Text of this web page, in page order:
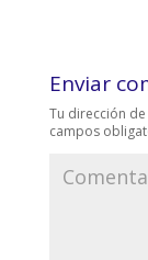
Enviar
Tu dirección
campos